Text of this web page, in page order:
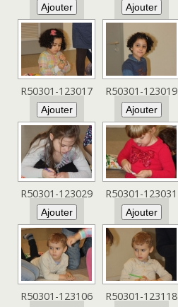
R50301-123017 R50301-123019
R50301-123029 R50301-123031
R50301-123106 R50301-123118